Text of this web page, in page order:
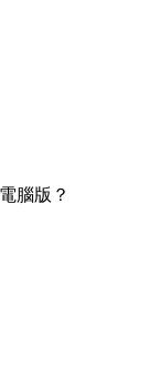
腦版？